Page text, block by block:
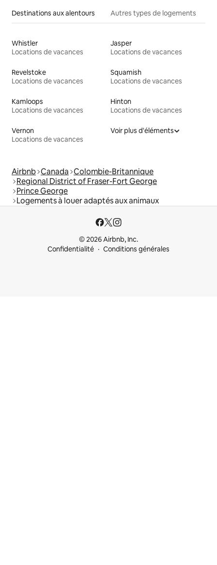
Destinations aux alentours Autres types de logements
Whistler
Locations de vacances
Jasper
Locations de vacances
Revelstoke
Locations de vacances
Squamish
Locations de vacances
Kamloops
Locations de vacances
Hinton
Locations de vacances
Vernon
Locations de vacances
Voir plus d'éléments
Airbnb Canada Colombie-Britannique
Regional District of Fraser-Fort George
Prince George
Logements à louer adaptés aux animaux
© 2026 Airbnb, Inc.
Confidentialité
Conditions générales